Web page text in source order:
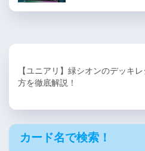
【ユニアリ】緑シオンのデッキ
方を徹底解説！
カード名で検索！